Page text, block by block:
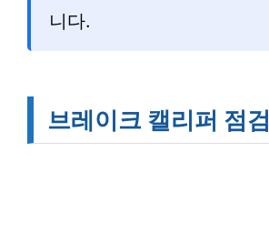
니다.
브레이크 캘리퍼 점검